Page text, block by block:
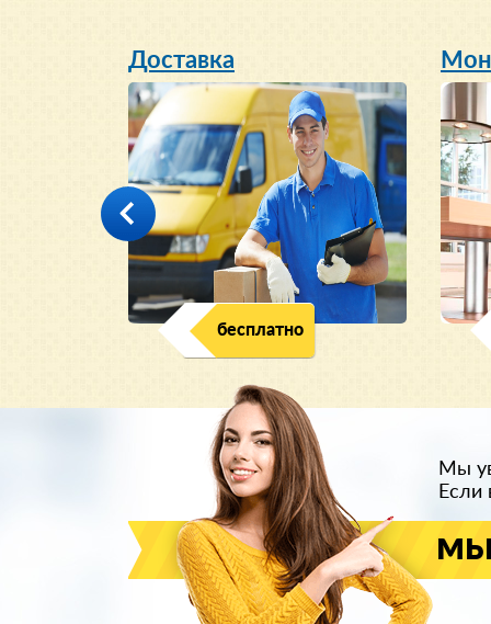
Доставка
бесплатно
Мы
Если